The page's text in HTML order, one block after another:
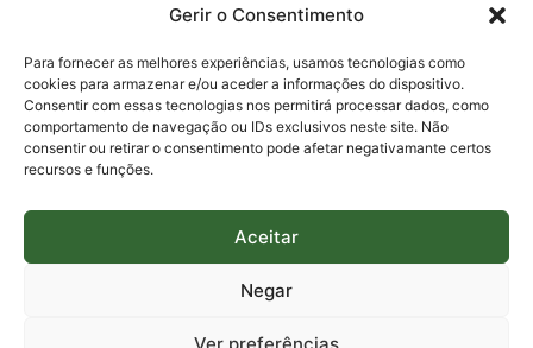
Gerir o Consentimento
Para fornecer as melhores experiências, usamos tecnologias como
cookies para armazenar e/ou aceder a informações do dispositivo.
Consentir com essas tecnologias nos permitirá processar dados, como
comportamento de navegação ou IDs exclusivos neste site. Não
consentir ou retirar o consentimento pode afetar negativamante certos
recursos e funções.
Aceitar
Negar
Ver preferências
Para assuntos relacionados à Pesquisa
pesquisa@fapesc.sc.gov.br
Para assuntos relacionados à Inovação
inovacao@fapesc.sc.gov.br
Para assuntos relacionados à Bolsas
bolsas@fapesc.sc.gov.br
Para assuntos relacionados à Prestação de Contas
Para assuntos relacionados à Plataforma
plataforma@fapesc.sc.gov.br
Jair Artur da Silva dpo@fapesc.sc.gov.br 3665-4831